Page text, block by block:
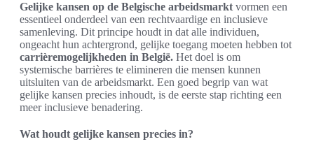
Gelijke kansen op de Belgische arbeidsmarkt vormen een
essentieel onderdeel van een rechtvaardige en inclusieve
samenleving. Dit principe houdt in dat alle individuen,
ongeacht hun achtergrond, gelijke toegang moeten hebben tot
carrièremogelijkheden in België. Het doel is om
systemische barrières te elimineren die mensen kunnen
uitsluiten van de arbeidsmarkt. Een goed begrip van wat
gelijke kansen precies inhoudt, is de eerste stap richting een
meer inclusieve benadering.
Wat houdt gelijke kansen precies in?